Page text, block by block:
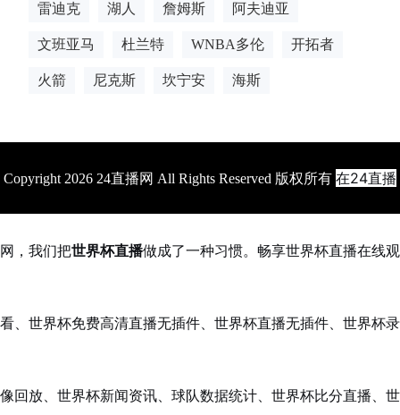
雷迪克 湖人 詹姆斯 阿夫迪亚
文班亚马 杜兰特 WNBA多伦 开拓者
火箭 尼克斯 坎宁安 海斯
Copyright 2026 24直播网 All Rights Reserved 版权所有 在24直播
网，我们把世界杯直播做成了一种习惯。畅享世界杯直播在线观
看、世界杯免费高清直播无插件、世界杯直播无插件、世界杯录
像回放、世界杯新闻资讯、球队数据统计、世界杯比分直播、世